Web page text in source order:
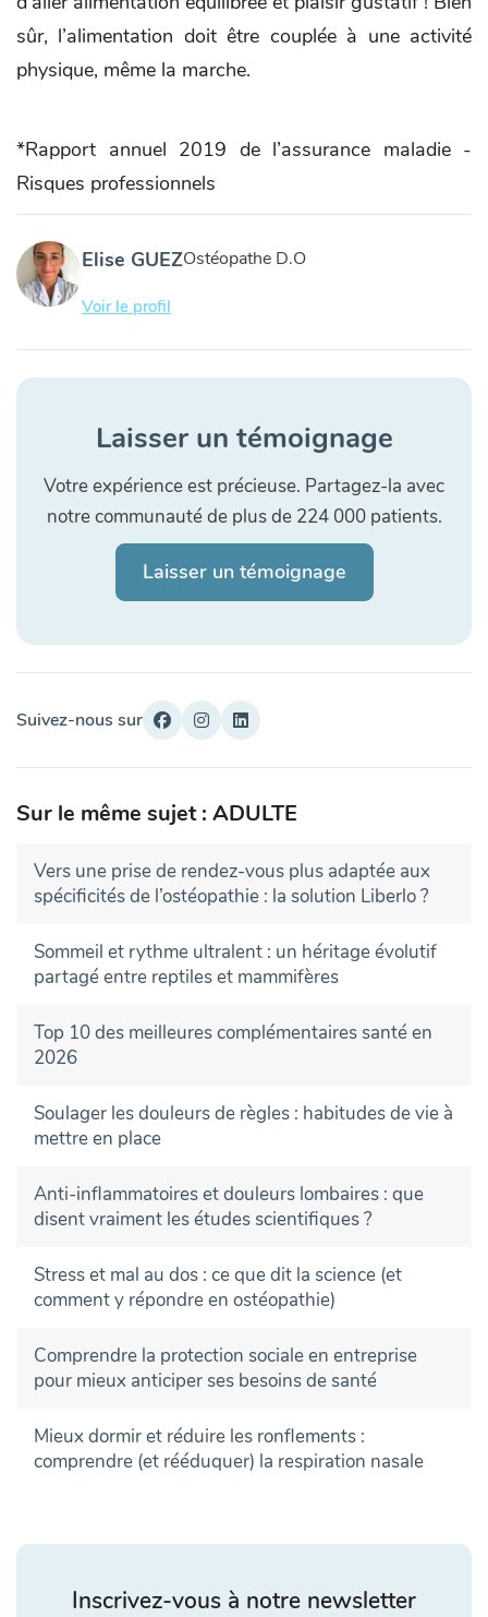
sûr, l’alimentation doit être couplée à une activité
physique, même la marche.
*Rapport annuel 2019 de l’assurance maladie -
Risques professionnels
Elise GUEZOstéopathe D.O
Voir le profil
Laisser un témoignage
Votre expérience est précieuse. Partagez-la avec
notre communauté de plus de 224 000 patients.
Laisser un témoignage
Suivez-nous sur
Sur le même sujet : ADULTE
Vers une prise de rendez-vous plus adaptée aux
spécificités de l’ostéopathie : la solution Liberlo ?
Sommeil et rythme ultralent : un héritage évolutif
partagé entre reptiles et mammifères
Top 10 des meilleures complémentaires santé en
2026
Soulager les douleurs de règles : habitudes de vie à
mettre en place
Anti-inflammatoires et douleurs lombaires : que
disent vraiment les études scientifiques ?
Stress et mal au dos : ce que dit la science (et
comment y répondre en ostéopathie)
Comprendre la protection sociale en entreprise
pour mieux anticiper ses besoins de santé
Mieux dormir et réduire les ronflements :
comprendre (et rééduquer) la respiration nasale
Inscrivez-vous à notre newsletter